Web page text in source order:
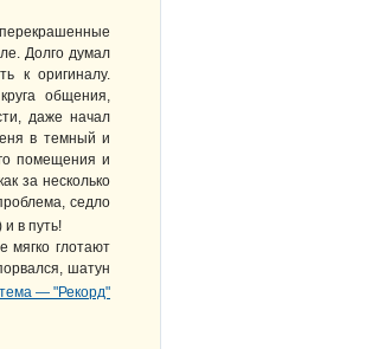
Долго думал
к оригиналу.
общения,
даже начал
в темный и
помещения и
за несколько
седло
в путь!
мягко глотают
шатун